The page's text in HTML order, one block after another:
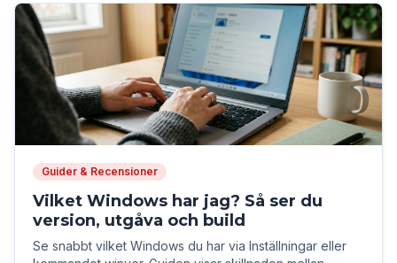
Guider & Recensioner
Vilket Windows har jag? Så ser du
version, utgåva och build
Se snabbt vilket Windows du har via Inställningar eller